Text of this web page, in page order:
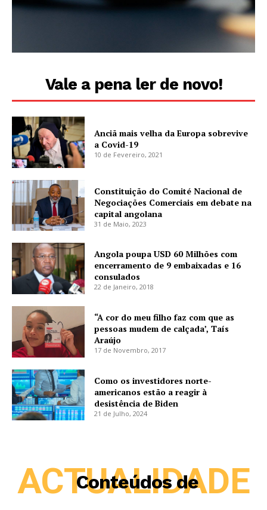
Vale a pena ler de novo!
Anciã mais velha da Europa sobrevive
a Covid-19
10 de Fevereiro, 2021
Constituição do Comité Nacional de
Negociações Comerciais em debate na
capital angolana
31 de Maio, 2023
Angola poupa USD 60 Milhões com
encerramento de 9 embaixadas e 16
consulados
22 de Janeiro, 2018
“A cor do meu filho faz com que as
pessoas mudem de calçada’, Taís
Araújo
17 de Novembro, 2017
Como os investidores norte-
americanos estão a reagir à
desistência de Biden
21 de Julho, 2024
Conteúdos de
ACTUALIDADE